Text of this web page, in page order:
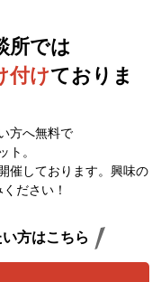
所では
付けておりま
方へ無料で
ト。
催しております。興味の
ださい！
方はこちら